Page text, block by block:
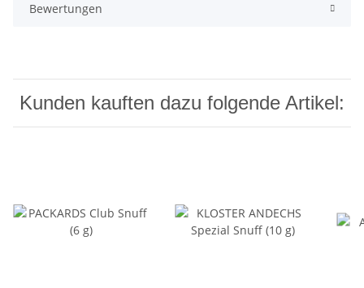
Bewertungen
Kunden kauften dazu folgende Artikel: